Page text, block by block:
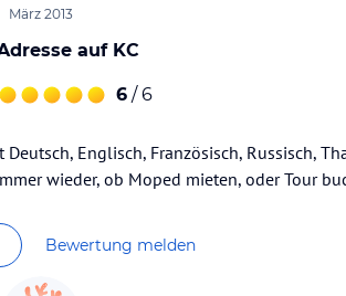
März 2013
auf KC
6 / 6
Englisch, Französisch, Russisch,
wieder, ob Moped mieten, oder Tour
Bewertung melden